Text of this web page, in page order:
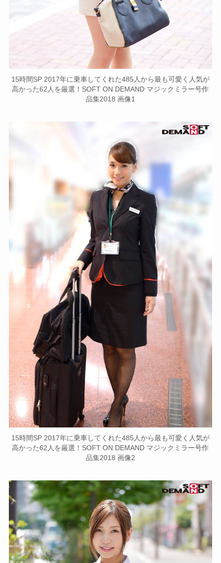
15時間SP 2017年に乗車してくれた485人から最も可愛く人気が
高かった62人を厳選！SOFT ON DEMAND マジックミラー号作
品集2018 画像1
15時間SP 2017年に乗車してくれた485人から最も可愛く人気が
高かった62人を厳選！SOFT ON DEMAND マジックミラー号作
品集2018 画像2